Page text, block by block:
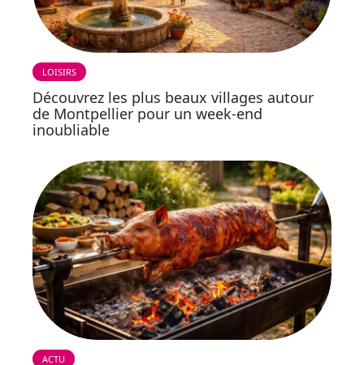
LOISIRS
Découvrez les plus beaux villages autour
de Montpellier pour un week-end
inoubliable
ACTU